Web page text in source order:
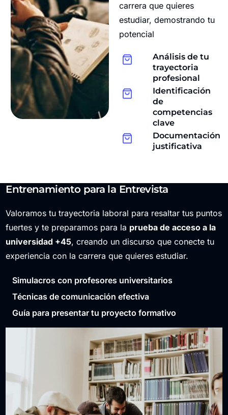
carrera que quieres
estudiar, demostrando tu
potencial
Análisis de tu
trayectoria
profesional
Identificación
de
competencias
clave
Documentación
justificativa
Entrenamiento para la Entrevista
Valoramos tu trayectoria laboral para resaltar tus puntos
fuertes y te preparamos para la prueba de acceso a la
universidad +45, creando un discurso que conecte tu
experiencia con la carrera que quieres estudiar.
Simulacros con profesores universitarios
Técnicas de comunicación efectiva
Guía para presentar tu proyecto formativo